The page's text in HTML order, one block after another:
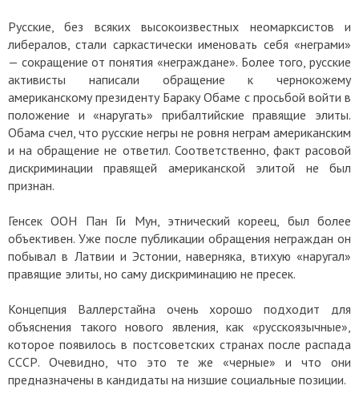
Русские, без всяких высокоизвестных неомарксистов и
либералов, стали саркастически именовать себя «неграми»
— сокращение от понятия «неграждане». Более того, русские
активисты написали обращение к чернокожему
американскому президенту Бараку Обаме с просьбой войти в
положение и «наругать» прибалтийские правящие элиты.
Обама счел, что русские негры не ровня неграм американским
и на обращение не ответил. Соответственно, факт расовой
дискриминации правящей американской элитой не был
признан.
Генсек ООН Пан Ги Мун, этнический кореец, был более
объективен. Уже после публикации обращения неграждан он
побывал в Латвии и Эстонии, наверняка, втихую «наругал»
правящие элиты, но саму дискриминацию не пресек.
Концепция Валлерстайна очень хорошо подходит для
объяснения такого нового явления, как «русскоязычные»,
которое появилось в постсоветских странах после распада
СССР. Очевидно, что это те же «черные» и что они
предназначены в кандидаты на низшие социальные позиции.